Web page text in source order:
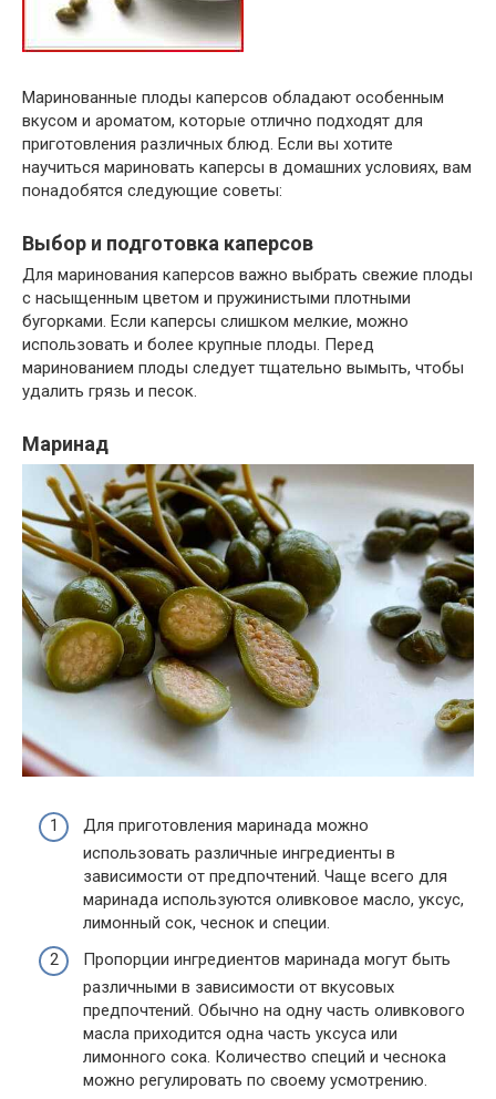
Маринованные плоды каперсов обладают особенным
вкусом и ароматом, которые отлично подходят для
приготовления различных блюд. Если вы хотите
научиться мариновать каперсы в домашних условиях, вам
понадобятся следующие советы:
Выбор и подготовка каперсов
Для маринования каперсов важно выбрать свежие плоды
с насыщенным цветом и пружинистыми плотными
бугорками. Если каперсы слишком мелкие, можно
использовать и более крупные плоды. Перед
маринованием плоды следует тщательно вымыть, чтобы
удалить грязь и песок.
Маринад
Для приготовления маринада можно
использовать различные ингредиенты в
зависимости от предпочтений. Чаще всего для
маринада используются оливковое масло, уксус,
лимонный сок, чеснок и специи.
Пропорции ингредиентов маринада могут быть
различными в зависимости от вкусовых
предпочтений. Обычно на одну часть оливкового
масла приходится одна часть уксуса или
лимонного сока. Количество специй и чеснока
можно регулировать по своему усмотрению.